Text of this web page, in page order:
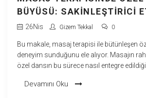
BÜYÜSÜ: SAKINLEŞTIRICI
DAIR DETAYLAR
26Nis Gizem Tekkal 0
Bu makale, masaj terapisi ile bütünleşen
deneyim sunduğunu ele alıyor. Masajın
özel dansın bu sürece nasıl entegre
hakkında detaylı bilgiler verilmektedir.
Devamını Oku